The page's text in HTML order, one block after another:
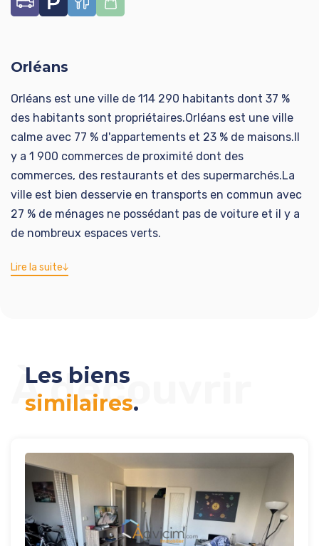
Orléans
Orléans est une ville de 114 290 habitants dont 37 %
des habitants sont propriétaires.Orléans est une ville
calme avec 77 % d'appartements et 23 % de maisons.Il
y a 1 900 commerces de proximité dont des
commerces, des restaurants et des supermarchés.La
ville est bien desservie en transports en commun avec
27 % de ménages ne possédant pas de voiture et il y a
de nombreux espaces verts.
Lire la suite
À découvrir
Les biens
similaires.